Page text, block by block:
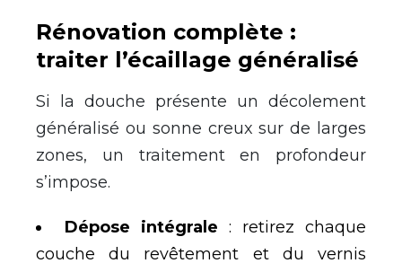
Rénovation complète :
traiter l’écaillage généralisé
Si la douche présente un décolement
généralisé ou sonne creux sur de larges
zones, un traitement en profondeur
s’impose.
Dépose intégrale : retirez chaque
couche du revêtement et du vernis